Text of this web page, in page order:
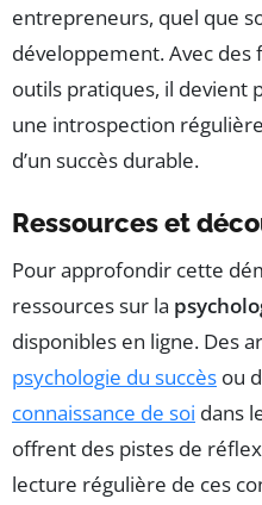
entrepreneurs, quel que
développement. Avec
outils pratiques, il
une introspection
d’un succès durable.
Ressources et
Pour approfondir cette
ressources sur la
disponibles en ligne. Des
psychologie du succès ou
connaissance de soi dans
offrent des pistes de
lecture régulière de ces